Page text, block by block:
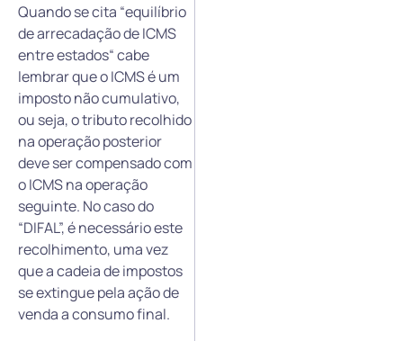
Quando se cita “equilíbrio
de arrecadação de ICMS
entre estados“ cabe
lembrar que o ICMS é um
imposto não cumulativo,
ou seja, o tributo recolhido
na operação posterior
deve ser compensado com
o ICMS na operação
seguinte. No caso do
“DIFAL”, é necessário este
recolhimento, uma vez
que a cadeia de impostos
se extingue pela ação de
venda a consumo final.